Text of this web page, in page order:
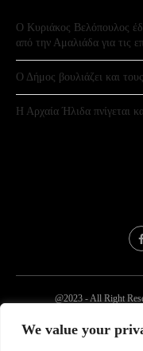
We value your
Ο Κυριάκος Βελόπουλος
από την Αμαλιάδα για τις
Ο Δήμος βουλιάζει και
Η Αρχαία Ήλιδα πνίγεται
@2023 - All Right